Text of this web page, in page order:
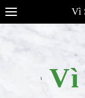
Vì
Vì